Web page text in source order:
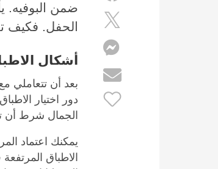
ضمن البوفيه.
الحفل. فكيف
أشكال
بعد أن تتعاملي
دور اختيار
الجمال شرط أن
يمكنك اعتماد
الاطباق